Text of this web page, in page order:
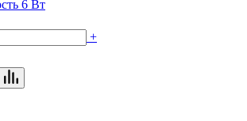
6 Вт
+